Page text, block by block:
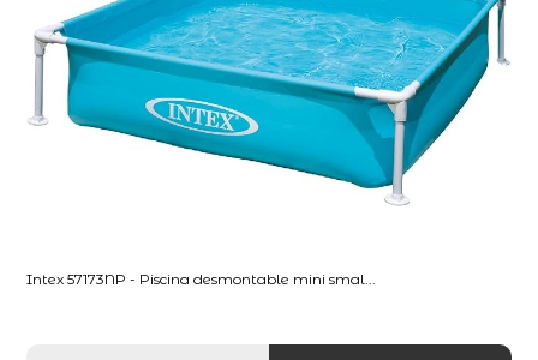
Intex 57173NP - Piscina desmontable mini smal...